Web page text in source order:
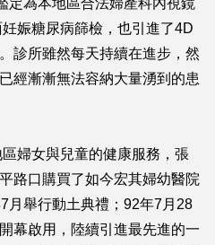
娠糖尿病篩檢，也引進了4D
診所雖然每天持續在進步，然
經漸漸無法容納大量湧到的患
婦女與兒童的健康服務，張
路口購買了如今宏其婦幼醫院
月舉行動土典禮；92年7月28
幕啟用，陸續引進最先進的一